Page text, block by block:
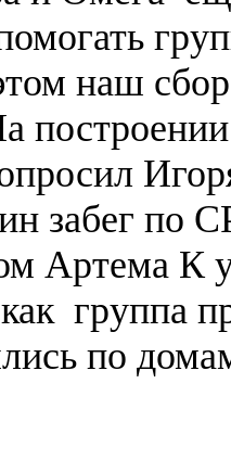
наш
забег по
Артема К
группа
по